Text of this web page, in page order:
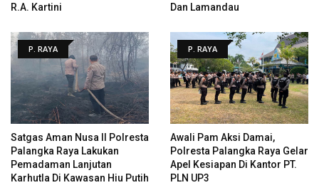
R.A. Kartini
Dan Lamandau
P. RAYA
Satgas Aman Nusa II Polresta
Palangka Raya Lakukan
Pemadaman Lanjutan
Karhutla Di Kawasan Hiu Putih
P. RAYA
Awali Pam Aksi Damai,
Polresta Palangka Raya Gelar
Apel Kesiapan Di Kantor PT.
PLN UP3